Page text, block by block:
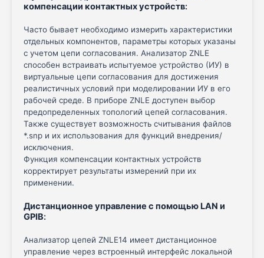
компенсации контактных устройств:
Часто бывает необходимо измерить характеристики
отдельных компонентов, параметры которых указаны
с учетом цепи согласования. Анализатор ZNLE
способен встраивать испытуемое устройство (ИУ) в
виртуальные цепи согласования для достижения
реалистичных условий при моделировании ИУ в его
рабочей среде. В приборе ZNLE доступен выбор
предопределенных топологий цепей согласования.
Также существует возможность считывания файлов
*.snp и их использования для функций внедрения/
исключения.
Функция компенсации контактных устройств
корректирует результаты измерений при их
применении.
Дистанционное управление с помощью LAN и
GPIB:
Анализатор цепей ZNLE14 имеет дистанционное
управление через встроенный интерфейс локальной